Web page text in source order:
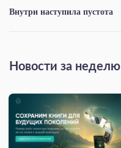
Внутри наступила пустота
Новости за неделю